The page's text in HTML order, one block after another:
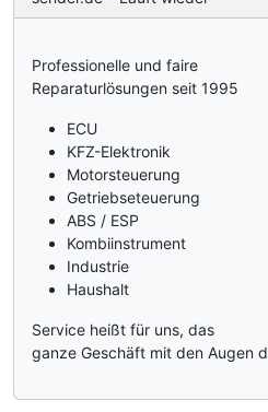
Professionelle und faire
Reparaturlösungen seit 1995
ECU
KFZ-Elektronik
Motorsteuerung
Getriebseteuerung
ABS / ESP
Kombiinstrument
Industrie
Haushalt
Service heißt für uns, das
ganze Geschäft mit den Augen